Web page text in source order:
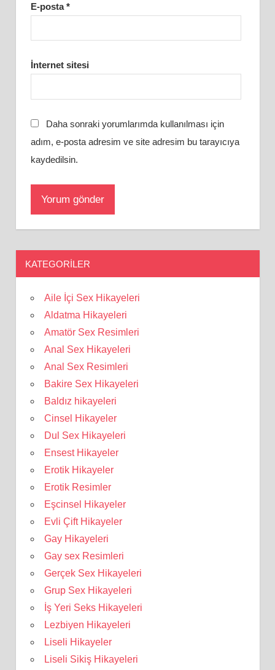
E-posta*
İnternet sitesi
Daha sonraki yorumlarımda kullanılması için
adım, e-posta adresim ve site adresim bu tarayıcıya
kaydedilsin.
KATEGORILER
Aile İçi Sex Hikayeleri
Aldatma Hikayeleri
Amatör Sex Resimleri
Anal Sex Hikayeleri
Anal Sex Resimleri
Bakire Sex Hikayeleri
Baldız hikayeleri
Cinsel Hikayeler
Dul Sex Hikayeleri
Ensest Hikayeler
Erotik Hikayeler
Erotik Resimler
Eşcinsel Hikayeler
Evli Çift Hikayeler
Gay Hikayeleri
Gay sex Resimleri
Gerçek Sex Hikayeleri
Grup Sex Hikayeleri
İş Yeri Seks Hikayeleri
Lezbiyen Hikayeleri
Liseli Hikayeler
Liseli Sikiş Hikayeleri